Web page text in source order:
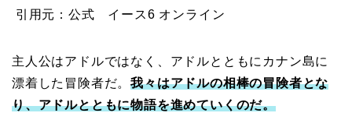
引用元：公式 イース6 オンライン
主人公はアドルではなく、アドルとともにカナン島に
漂着した冒険者だ。我々はアドルの相棒の冒険者とな
り、アドルとともに物語を進めていくのだ。